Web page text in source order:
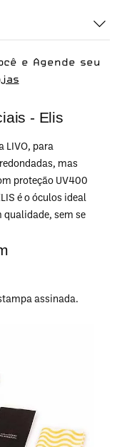
- Elis
LIVO, para
mas
proteção UV400
é o óculos ideal
sem se
assinada.
o dia a dia.
e Agende seu